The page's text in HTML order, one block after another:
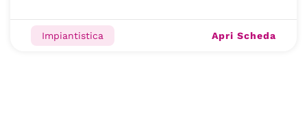
Impiantistica Apri Scheda